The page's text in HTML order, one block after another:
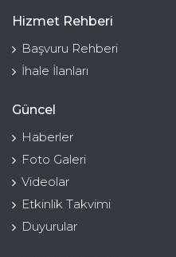
Hizmet Rehberi
Başvuru Rehberi
İhale İlanları
Güncel
Haberler
Foto Galeri
Videolar
Etkinlik Takvimi
Duyurular